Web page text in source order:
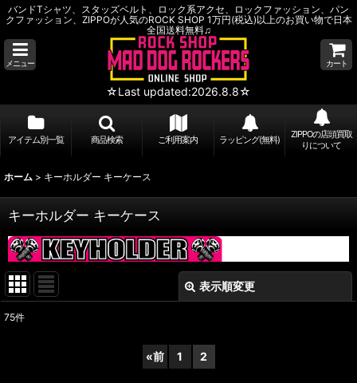
バンドTシャツ、スタッズベルト、ロック系アクセ、ロックファッション、パン
クファッション、ZIPPOが人気のROCK SHOP 1万円(税込)以上のお買い物で日本
全国送料無料♫
メニュー
☆Last updated:2026.8.8☆
カート
アイテム別一覧 商品検索 ご利用案内 ラッピング(無料)
ZIPPOの店頭買取
りについて
ホーム > キーホルダー キーケース
キーホルダー キーケース
表示順変更
75件
«前 1 2